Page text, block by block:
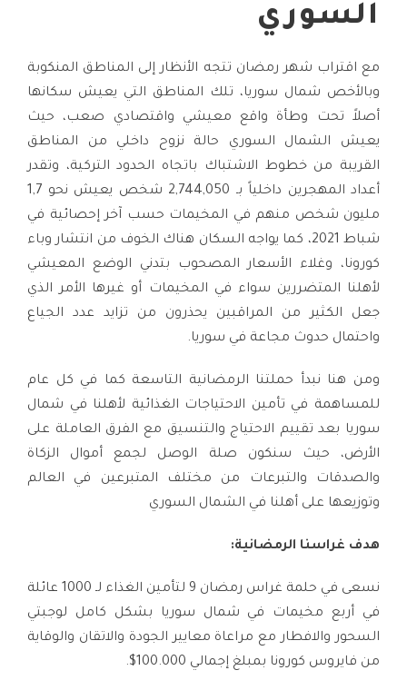
السوري
مع اقتراب شهر رمضان تتجه الأنظار إلى المناطق المنكوبة
وبالأخص شمال سوريا، تلك المناطق التي يعيش سكانها
أصلاً تحت وطأة واقع معيشي واقتصادي صعب، حيث
يعيش الشمال السوري حالة نزوح داخلي من المناطق
القريبة من خطوط الاشتباك باتجاه الحدود التركية، وتقدر
أعداد المهجرين داخلياً بـ 2,744,050 شخص يعيش نحو 1,7
مليون شخص منهم في المخيمات حسب آخر إحصائية في
شباط 2021، كما يواجه السكان هناك الخوف من انتشار وباء
كورونا، وغلاء الأسعار المصحوب بتدني الوضع المعيشي
لأهلنا المتضررين سواء في المخيمات أو غيرها الأمر الذي
جعل الكثير من المراقبين يحذرون من تزايد عدد الجياع
واحتمال حدوث مجاعة في سوريا.
ومن هنا نبدأ حملتنا الرمضانية التاسعة كما في كل عام
للمساهمة في تأمين الاحتياجات الغذائية لأهلنا في شمال
سوريا بعد تقييم الاحتياج والتنسيق مع الفرق العاملة على
الأرض، حيث سنكون صلة الوصل لجمع أموال الزكاة
والصدقات والتبرعات من مختلف المتبرعين في العالم
وتوزيعها على أهلنا في الشمال السوري
هدف غراسنا الرمضانية:
نسعى في حلمة غراس رمضان 9 لتأمين الغذاء لـ 1000 عائلة
في أربع مخيمات في شمال سوريا بشكل كامل لوجبتي
السحور والافطار مع مراعاة معايير الجودة والاتقان والوقاية
من فايروس كورونا بمبلغ إجمالي 100.000$.